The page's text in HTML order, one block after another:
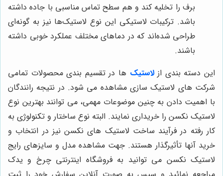
برف را تخلیه کند و هم سطح تماس مناسبی با جاده داشته
باشد. ترکیبات لاستیکی این نوع لاستیک‌ها نیز به گونه‌ای
طراحی شده‌اند که در دماهای مختلف عملکرد خوبی داشته
باشند.
این دسته بندی ازلاستیک ها در تقسیم بندی محصولات تمامی
شرکت های لاستیک سازی مشاهده می شود. در نتیجه رانندگان
با اهمیت دادن به چنین موضوعات مهمی، می توانند بهترین نوع
لاستیک نکسن را خریداری نمایند. البته نوع ساختار و تکنولوژی به
کار رفته در فرآیند ساخت لاستیک های نکسن نیز در انتخاب و
خرید آنها تأثیرگذار هستند. جهت مشاهده مدل و سایزهای رایج
لاستیک نکسن می توانید به فروشگاه اینترنتی چرخ و یدک